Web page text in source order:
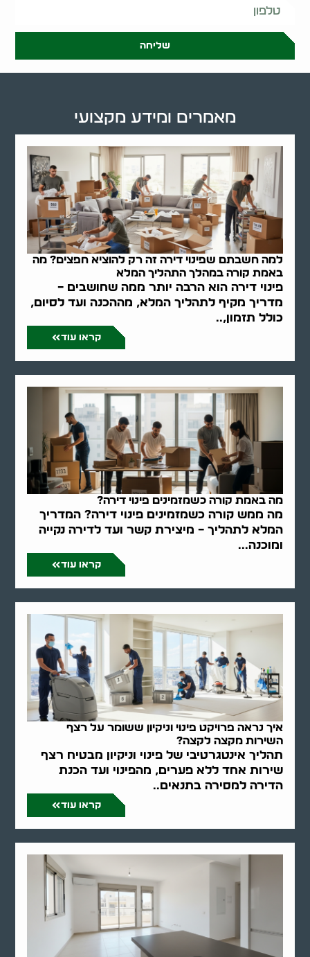
שליחה
למה חשבתם שפינוי דירה זה רק להוציא חפצים? מה
באמת קורה במהלך התהליך המלא
פינוי דירה הוא הרבה יותר ממה שחושבים –
מדריך מקיף לתהליך המלא, מההכנה ועד לסיום,
כולל תזמון,..
קראו עוד
מה באמת קורה כשמזמינים פינוי דירה?
מה ממש קורה כשמזמינים פינוי דירה? המדריך
המלא לתהליך – מיצירת קשר ועד לדירה נקייה
ומוכנה...
קראו עוד
איך נראה פרויקט פינוי וניקיון ששומר על רצף
השירות מקצה לקצה?
תהליך אינטגרטיבי של פינוי וניקיון מבטיח רצף
שירות אחד ללא פערים, מהפינוי ועד הכנת
הדירה למסירה בתנאים..
קראו עוד
מאמרים ומידע מקצועי